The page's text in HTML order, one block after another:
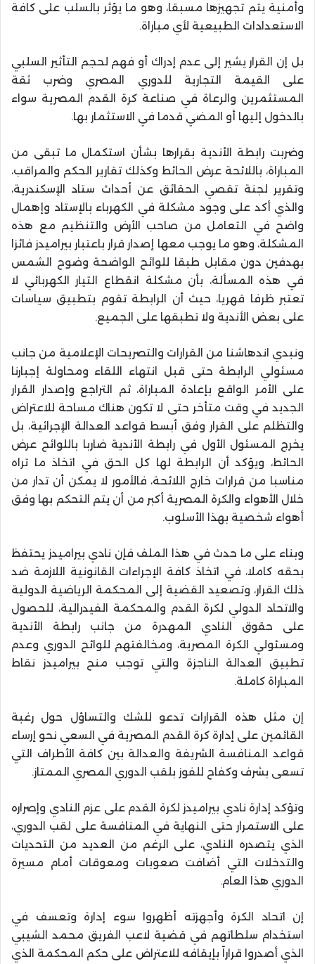
وأمنية يتم تجهيزها مسبقا، وهو ما يؤثر بالسلب على كافة
الاستعدادات الطبيعية لأي مباراة.
بل إن القرار يشير إلى عدم إدراك أو فهم لحجم التأثير السلبي
على القيمة التجارية للدوري المصري وضرب ثقة
المستثمرين والرعاة في صناعة كرة القدم المصرية سواء
بالدخول إليها أو المضي قدما في الاستثمار بها.
وضربت رابطة الأندية بقرارها بشأن استكمال ما تبقى من
المباراة، باللائحة عرض الحائط وكذلك تقارير الحكم والمراقب،
وتقرير لجنة تقصي الحقائق عن أحداث ستاد الإسكندرية،
والذي أكد على وجود مشكلة في الكهرباء بالإستاد وإهمال
واضح في التعامل من صاحب الأرض والتنظيم مع هذه
المشكلة، وهو ما يوجب معها إصدار قرار باعتبار بيراميدز فائزا
بهدفين دون مقابل طبقا للوائح الواضحة وضوح الشمس
في هذه المسألة، بأن مشكلة انقطاع التيار الكهربائي لا
تعتبر ظرفا قهريا، حيث أن الرابطة تقوم بتطبيق سياسات
على بعض الأندية ولا تطبقها على الجميع.
ونبدي اندهاشنا من القرارات والتصريحات الإعلامية من جانب
مسئولي الرابطة حتى قبل انتهاء اللقاء ومحاولة إجبارنا
على الأمر الواقع بإعادة المباراة، ثم التراجع وإصدار القرار
الجديد في وقت متأخر حتى لا تكون هناك مساحة للاعتراض
والتظلم على القرار وفق أبسط قواعد العدالة الإجرائية، بل
يخرج المسئول الأول في رابطة الأندية ضاربا باللوائح عرض
الحائط، ويؤكد أن الرابطة لها كل الحق في اتخاذ ما تراه
مناسبا من قرارات خارج اللائحة، فالأمور لا يمكن أن تدار من
خلال الأهواء والكرة المصرية أكبر من أن يتم التحكم بها وفق
أهواء شخصية بهذا الأسلوب.
وبناء على ما حدث في هذا الملف فإن نادي بيراميدز يحتفظ
بحقه كاملا، في اتخاذ كافة الإجراءات القانونية اللازمة ضد
ذلك القرار، وتصعيد القضية إلى المحكمة الرياضية الدولية
والاتحاد الدولي لكرة القدم والمحكمة الفيدرالية، للحصول
على حقوق النادي المهدرة من جانب رابطة الأندية
ومسئولي الكرة المصرية، ومخالفتهم للوائح الدوري وعدم
تطبيق العدالة الناجزة والتي توجب منح بيراميدز نقاط
المباراة كاملة.
إن مثل هذه القرارات تدعو للشك والتساؤل حول رغبة
القائمين على إدارة كرة القدم المصرية في السعي نحو إرساء
قواعد المنافسة الشريفة والعدالة بين كافة الأطراف التي
تسعى بشرف وكفاح للفوز بلقب الدوري المصري الممتاز.
وتؤكد إدارة نادي بيراميدز لكرة القدم على عزم النادي وإصراره
على الاستمرار حتى النهاية في المنافسة على لقب الدوري،
الذي يتصدره النادي، على الرغم من العديد من التحديات
والتدخلات التي أضافت صعوبات ومعوقات أمام مسيرة
الدوري هذا العام.
إن اتحاد الكرة وأجهزته أظهروا سوء إدارة وتعسف في
استخدام سلطاتهم في قضية لاعب الفريق محمد الشيبي
الذي أصدروا قراراً بإيقافه للاعتراض على حكم المحكمة الذي